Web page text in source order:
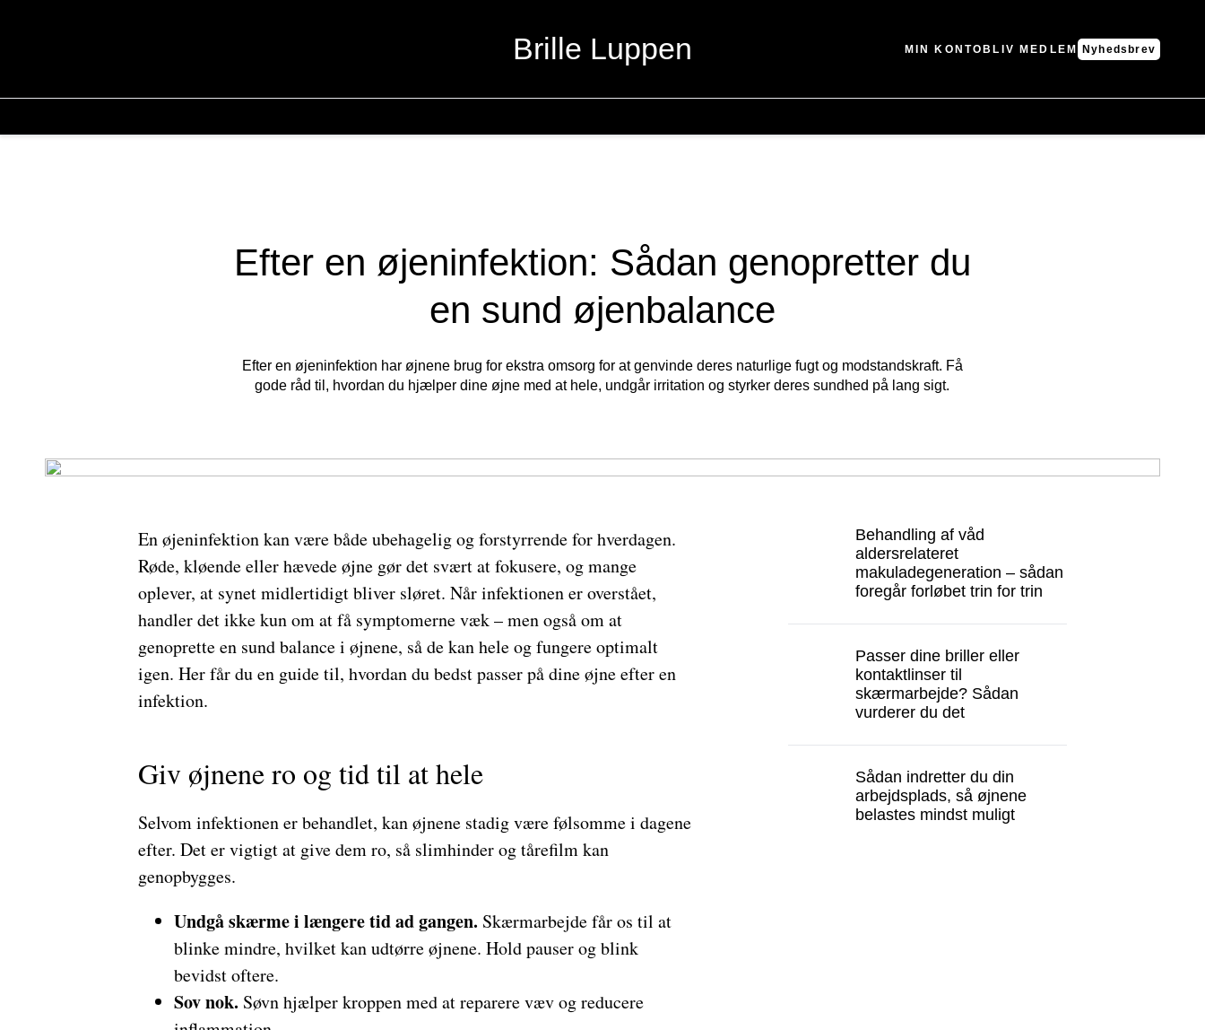
Brille Luppen MIN KONTOBLIV MEDLEM Nyhedsbrev
Efter en øjeninfektion: Sådan genopretter du
en sund øjenbalance
Efter en øjeninfektion har øjnene brug for ekstra omsorg for at genvinde deres naturlige fugt og modstandskraft. Få
gode råd til, hvordan du hjælper dine øjne med at hele, undgår irritation og styrker deres sundhed på lang sigt.
En øjeninfektion kan være både ubehagelig og forstyrrende for hverdagen.
Røde, kløende eller hævede øjne gør det svært at fokusere, og mange
oplever, at synet midlertidigt bliver sløret. Når infektionen er overstået,
handler det ikke kun om at få symptomerne væk – men også om at
genoprette en sund balance i øjnene, så de kan hele og fungere optimalt
igen. Her får du en guide til, hvordan du bedst passer på dine øjne efter en
infektion.
Giv øjnene ro og tid til at hele
Selvom infektionen er behandlet, kan øjnene stadig være følsomme i dagene
efter. Det er vigtigt at give dem ro, så slimhinder og tårefilm kan
genopbygges.
Undgå skærme i længere tid ad gangen. Skærmarbejde får os til at
blinke mindre, hvilket kan udtørre øjnene. Hold pauser og blink
bevidst oftere.
Sov nok. Søvn hjælper kroppen med at reparere væv og reducere
Behandling af våd
aldersrelateret
makuladegeneration – sådan
foregår forløbet trin for trin
Passer dine briller eller
kontaktlinser til
skærmarbejde? Sådan
vurderer du det
Sådan indretter du din
arbejdsplads, så øjnene
belastes mindst muligt